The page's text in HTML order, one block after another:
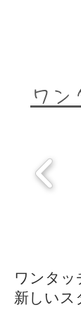
ワン
ワンタッ
新しいス